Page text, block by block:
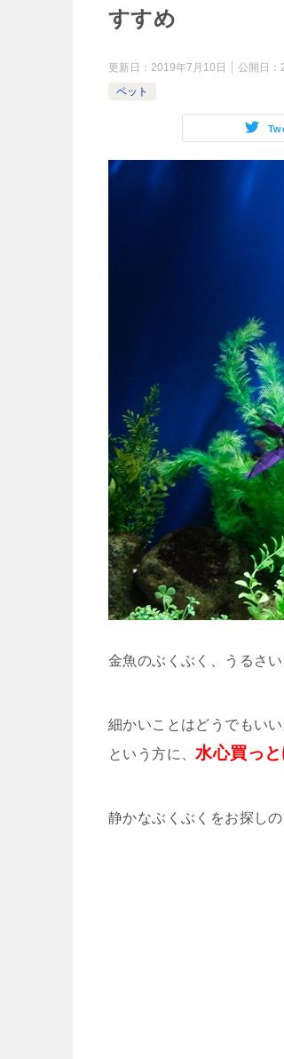
すすめ
更新日： 2019年7月10日 公開日：
ペット
金魚のぶくぶく、うるさい
細かいことはどうでもいい
という方に、水心買っ
静かなぶくぶくをお探し